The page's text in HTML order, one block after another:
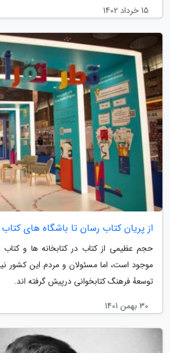
15 خرداد 1402
از پریان کتاب رسان تا باشگاه های
حجم عظیمی از کتاب در کتابخانه ها و
موجود است، اما مسئولان و مردم این کشور نیز
توسعهٔ فرهنگ کتابخوانی درپیش گرفته اند.
30 بهمن 1401